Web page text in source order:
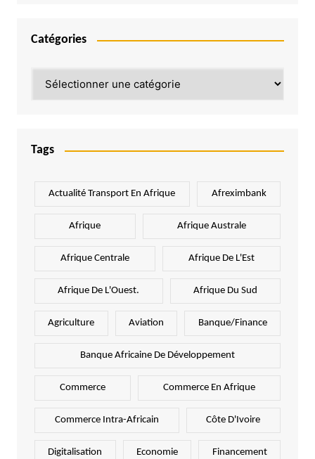
Catégories
Tags
Actualité Transport En Afrique Afreximbank
Afrique Afrique Australe
Afrique Centrale Afrique De L'Est
Afrique De L'Ouest. Afrique Du Sud
Agriculture Aviation Banque/Finance
Banque Africaine De Développement
Commerce Commerce En Afrique
Commerce Intra-Africain Côte D'Ivoire
Digitalisation Economie Financement